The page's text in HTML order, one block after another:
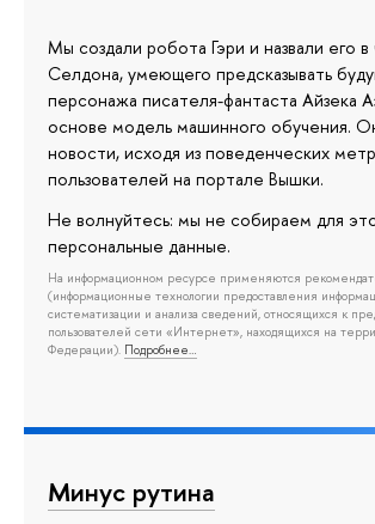
Мы создали робота Гэри и назвали его в
Селдона, умеющего предсказывать
персонажа писателя-фантаста Айзека
основе модель машинного обучения.
новости, исходя из поведенческих
пользователей на портале Вышки.
Не волнуйтесь: мы не собираем для
персональные данные.
На информационном ресурсе применяются
(информационные технологии предоставления
систематизации и анализа сведений, относящихся к
пользователей сети «Интернет», находящихся на
Федерации). Подробнее…
Минус рутина